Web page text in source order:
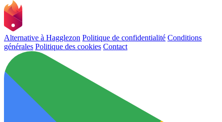
Alternative à Hagglezon Politique de confidentialité Conditions
générales Politique des cookies Contact